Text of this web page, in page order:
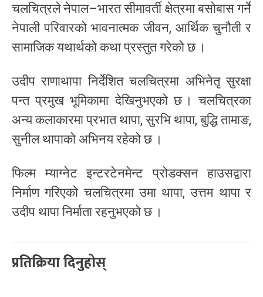
चलचित्रले नेपाल–भारत सीमावर्ती क्षेत्रमा बसोबास गर्ने
नेपाली परिवारको भावनात्मक जीवन, आर्थिक चुनौती र
सामाजिक यथार्थको कथा प्रस्तुत गरेको छ ।
उदीप राणाथापा निर्देशित चलचित्रमा अभिनेतृ सुरक्षा
पन्त प्रमुख भूमिकामा देखिनुभएको छ । चलचित्रका
अन्य कलाकारमा प्रभात थापा, सुरभि थापा, बुद्धि तामाङ,
सुनील थापाको अभिनय रहेको छ ।
फिल्म म्याग्नेट इन्टरटेनमेन्ट प्रोडक्सन हाउसद्वारा
निर्माण गरिएको चलचित्रमा उमा थापा, उत्तम थापा र
उदीप थापा निर्माता रहनुभएको छ ।
प्रतिक्रिया दिनुहोस्